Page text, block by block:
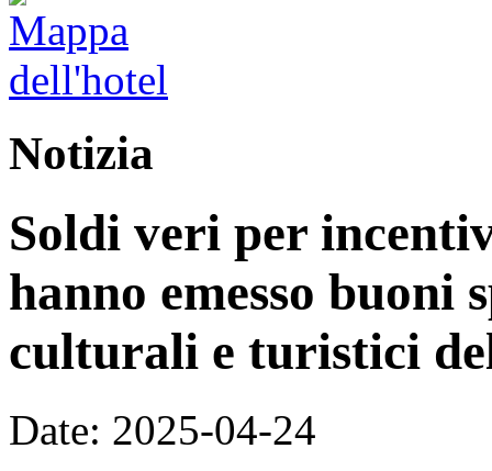
Notizia
Soldi veri per
hanno emesso buoni
culturali e turistici
Date: 2025-04-24